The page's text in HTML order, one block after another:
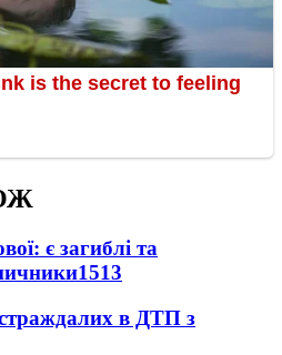
є загиблі та
1513
в ДТП з